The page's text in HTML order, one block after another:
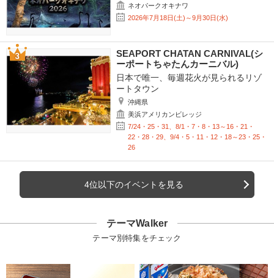
ネオパークオキナワ
2026年7月18日(土)～9月30日(水)
SEAPORT CHATAN CARNIVAL(シ
ーポートちゃたんカーニバル)
日本で唯一、毎週花火が見られるリゾ
ートタウン
沖縄県
美浜アメリカンビレッジ
7/24・25・31、8/1・7・8・13～16・21・
22・28・29、9/4・5・11・12・18～23・25・
26
4位以下のイベントを見る
テーマWalker
テーマ別特集をチェック